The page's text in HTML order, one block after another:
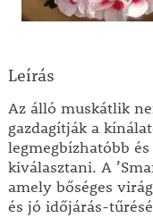
Leírás
Az álló muskátlik
gazdagítják a
legmegbízhatóbb
kiválasztani. A
amely bőséges
és jó időjárás-